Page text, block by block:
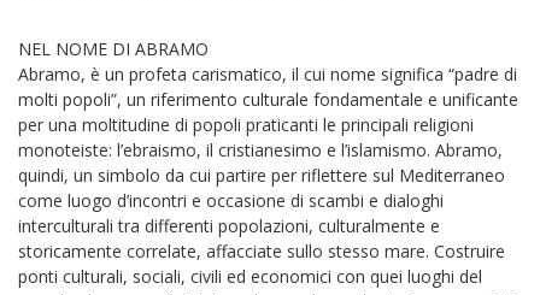
NEL NOME DI ABRAMO
Abramo, è un profeta carismatico, il cui nome significa “padre di
molti popoli”, un riferimento culturale fondamentale e unificante
per una moltitudine di popoli praticanti le principali religioni
monoteiste: l’ebraismo, il cristianesimo e l’islamismo. Abramo,
quindi, un simbolo da cui partire per riflettere sul Mediterraneo
come luogo d’incontri e occasione di scambi e dialoghi
interculturali tra differenti popolazioni, culturalmente e
storicamente correlate, affacciate sullo stesso mare. Costruire
ponti culturali, sociali, civili ed economici con quei luoghi del